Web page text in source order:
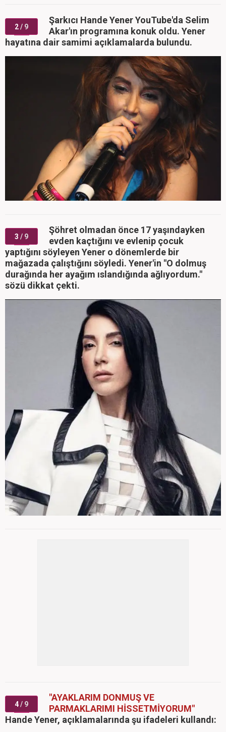
2/ 9
Şarkıcı Hande Yener YouTube'da Selim
Akar'ın programına konuk oldu. Yener
hayatına dair samimi açıklamalarda bulundu.
3 / 9
Şöhret olmadan önce 17 yaşındayken
evden kaçtığını ve evlenip çocuk
yaptığını söyleyen Yener o dönemlerde bir
mağazada çalıştığını söyledi. Yener'in "O dolmuş
durağında her ayağım ıslandığında ağlıyordum."
sözü dikkat çekti.